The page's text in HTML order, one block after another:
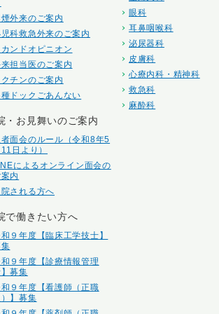
外来のご案内
科救急外来のご案内
ンドオピニオン
担当医のご案内
チンのご案内
ドックごあんない
・お見舞いのご案内
面会のルール（令和8年5
日より）
によるオンライン面会の
内
される方へ
で働きたい方へ
９年度【臨床工学技士】
９年度【診療情報管理
募集
９年度【看護師（正職
】募集
眼科
耳鼻咽喉科
泌尿器科
皮膚科
心療内科・精神科
救急科
麻酔科